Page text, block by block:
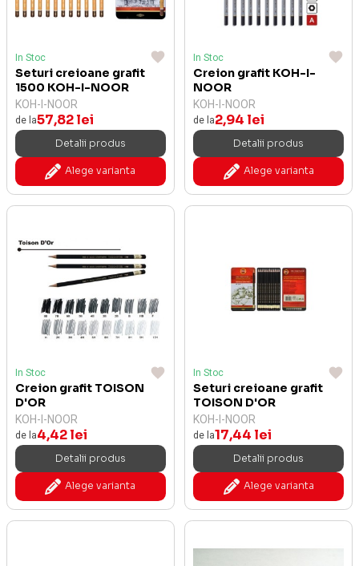
In Stoc
Seturi creioane grafit
1500 KOH-I-NOOR
KOH-I-NOOR
de la57,82 lei
Detalii produs
Alege varianta
In Stoc
Creion grafit KOH-I-
NOOR
KOH-I-NOOR
de la2,94 lei
Detalii produs
Alege varianta
In Stoc
Creion grafit TOISON
D'OR
KOH-I-NOOR
de la4,42 lei
Detalii produs
Alege varianta
In Stoc
Seturi creioane grafit
TOISON D'OR
KOH-I-NOOR
de la17,44 lei
Detalii produs
Alege varianta